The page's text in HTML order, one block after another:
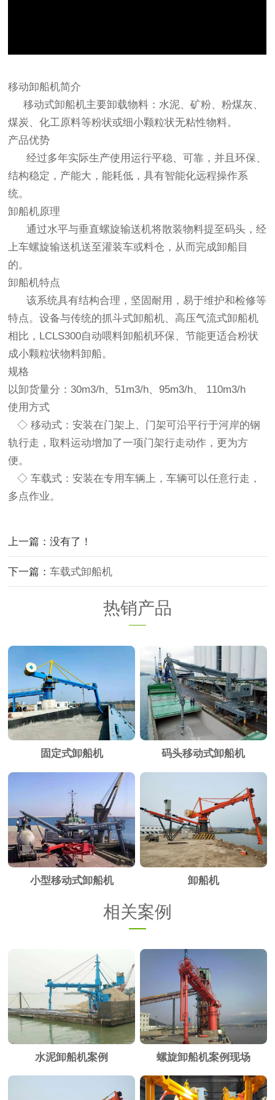
移动卸船机简介
移动式卸船机主要卸载物料：水泥、矿粉、粉煤灰、
煤炭、化工原料等粉状或细小颗粒状无粘性物料。
产品优势
经过多年实际生产使用运行平稳、可靠，并且环保、
结构稳定，产能大，能耗低，具有智能化远程操作系
统。
卸船机原理
通过水平与垂直螺旋输送机将散装物料提至码头，经
上车螺旋输送机送至灌装车或料仓，从而完成卸船目
的。
卸船机特点
该系统具有结构合理，坚固耐用，易于维护和检修等
特点。设备与传统的抓斗式卸船机、高压气流式卸船机
相比，LCLS300自动喂料卸船机环保、节能更适合粉状
成小颗粒状物料卸船。
规格
以卸货量分：30m3/h、51m3/h、95m3/h、 110m3/h
使用方式
◇ 移动式：安装在门架上、门架可沿平行于河岸的钢
轨行走，取料运动增加了一项门架行走动作，更为方
便。
◇ 车载式：安装在专用车辆上，车辆可以任意行走，
多点作业。
上一篇：没有了！
下一篇：车载式卸船机
热销产品
固定式卸船机 码头移动式卸船机
小型移动式卸船机 卸船机
相关案例
水泥卸船机案例 螺旋卸船机案例现场